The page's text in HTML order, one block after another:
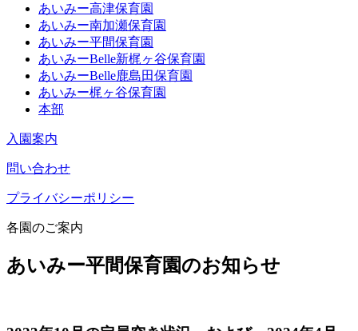
あいみー高津保育園
あいみー南加瀬保育園
あいみー平間保育園
あいみーBelle新梶ヶ谷保育園
あいみーBelle鹿島田保育園
あいみー梶ヶ谷保育園
本部
入園案内
問い合わせ
プライバシーポリシー
各園のご案内
あいみー平間保育園のお知らせ